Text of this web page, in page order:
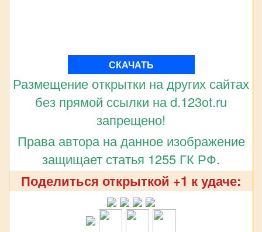
СКАЧАТЬ
Размещение открытки на других сайтах
без прямой ссылки на d.123ot.ru
запрещено!
Права автора на данное изображение
защищает статья 1255 ГК РФ.
Поделиться открыткой +1 к удаче: